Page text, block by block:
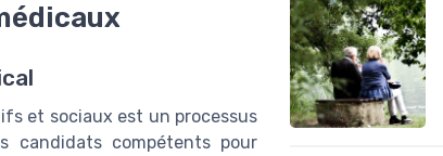
et sociaux est un processus
candidats compétents pour